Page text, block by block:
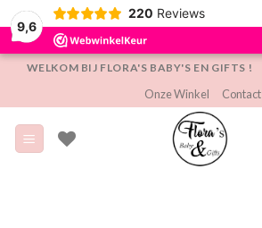
9,6
220 Reviews
inhoud
WELKOM BIJ FLORA'S BABY'S EN GIFTS !
Onze Winkel
Contact